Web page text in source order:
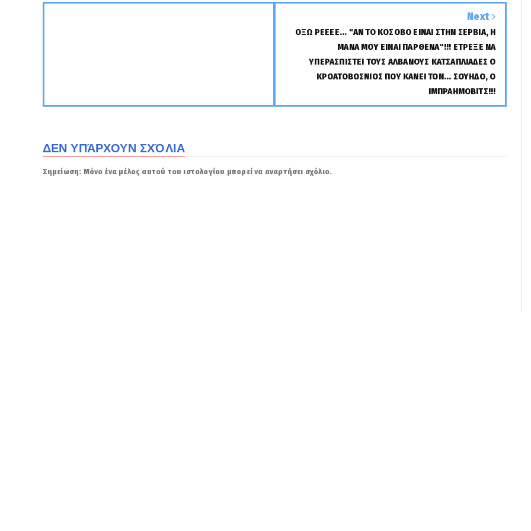
Next
ΟΞΩ ΡΕΕΕΕ... "ΑΝ ΤΟ ΚΟΣΟΒΟ ΕΙΝΑΙ ΣΤΗΝ ΣΕΡΒΙΑ, Η
ΜΑΝΑ ΜΟΥ ΕΙΝΑΙ ΠΑΡΘΕΝΑ"!!! ΕΤΡΕΞΕ ΝΑ
ΥΠΕΡΑΣΠΙΣΤΕΙ ΤΟΥΣ ΑΛΒΑΝΟΥΣ ΚΑΤΣΑΠΛΙΑΔΕΣ Ο
ΚΡΟΑΤΟΒΟΣΝΙΟΣ ΠΟΥ ΚΑΝΕΙ ΤΟΝ... ΣΟΥΗΔΟ, Ο
ΙΜΠΡΑΗΜΟΒΙΤΣ!!!
ΔΕΝ ΥΠΆΡΧΟΥΝ ΣΧΌΛΙΑ
Σημείωση: Μόνο ένα μέλος αυτού του ιστολογίου μπορεί να αναρτήσει σχόλιο.